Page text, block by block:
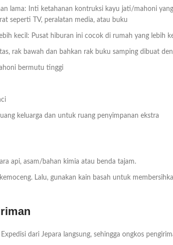
lama: Inti ketahanan kontruksi kayu jati/mahoni
seperti TV, peralatan media, atau buku
kecil: Pusat hiburan ini cocok di rumah yang
rak bawah dan bahkan rak buku samping dibuat
bermutu tinggi
keluarga dan untuk ruang penyimpanan ekstra
api, asam/bahan kimia atau benda tajam.
Lalu, gunakan kain basah untuk
dari Jepara langsung, sehingga ongkos